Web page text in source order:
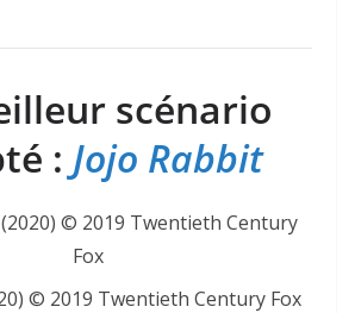
scénario
: Jojo Rabbit
© 2019 Twentieth Century Fox